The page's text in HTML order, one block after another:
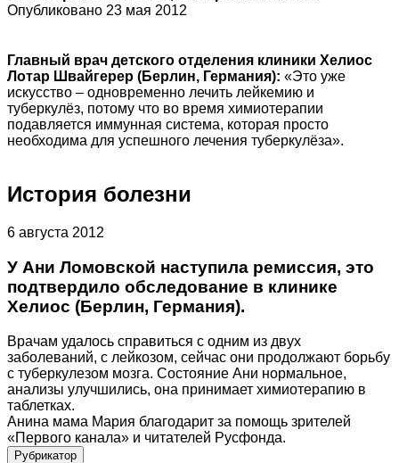
Опубликовано 23 мая 2012
Главный врач детского отделения клиники Хелиос
Лотар Швайгерер (Берлин, Германия): «Это уже
искусство – одновременно лечить лейкемию и
туберкулёз, потому что во время химиотерапии
подавляется иммунная система, которая просто
необходима для успешного лечения туберкулёза».
История болезни
6 августа 2012
У Ани Ломовской наступила ремиссия, это
подтвердило обследование в клинике
Хелиос (Берлин, Германия).
Врачам удалось справиться с одним из двух
заболеваний, с лейкозом, сейчас они продолжают борьбу
с туберкулезом мозга. Состояние Ани нормальное,
анализы улучшились, она принимает химиотерапию в
таблетках.
Анина мама Мария благодарит за помощь зрителей
«Первого канала» и читателей Русфонда.
Рубрикатор